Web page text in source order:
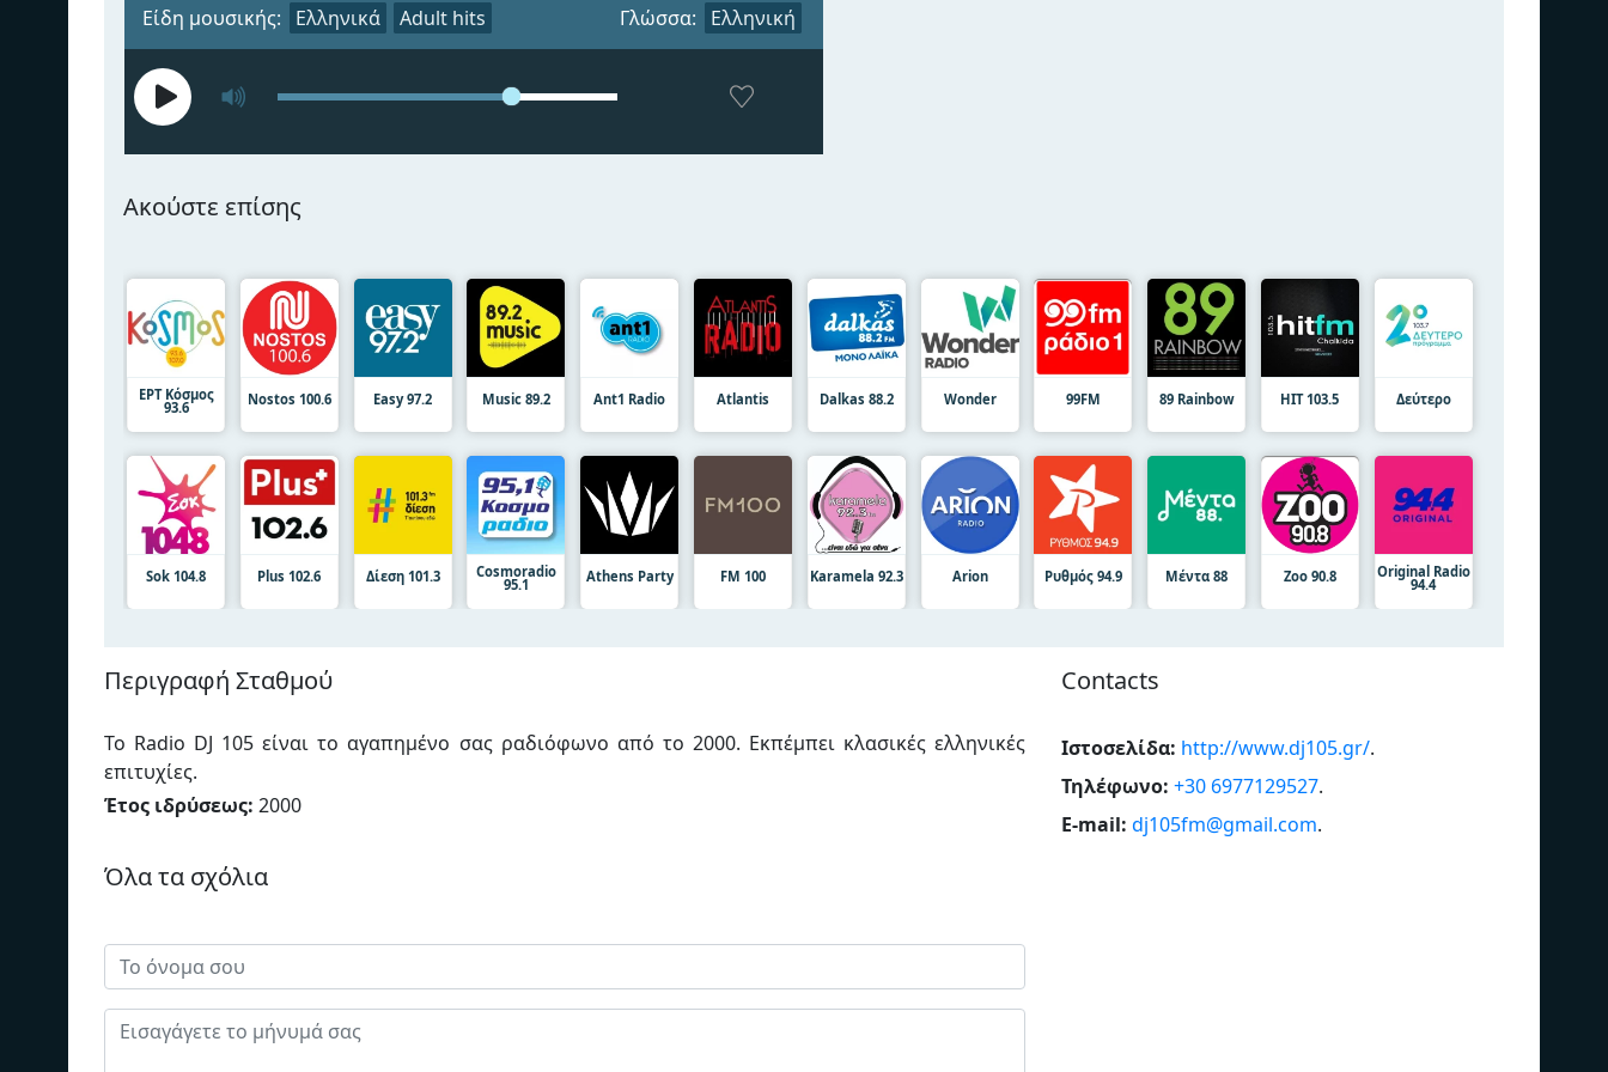
Είδη μουσικής: Ελληνικά Adult hits Γλώσσα: Ελληνική
Ακούστε επίσης
ΕΡΤ Κόσμος
93.6 Nostos 100.6 Easy 97.2 Music 89.2 Ant1 Radio Atlantis Dalkas 88.2 Wonder 99FM 89 Rainbow HIT 103.5 Δεύτερο
Sok 104.8 Plus 102.6 Δίεση 101.3 Cosmoradio
95.1 Athens Party FM 100 Karamela 92.3 Arion Ρυθμός 94.9 Μέντα 88 Zoo 90.8 Original Radio
94.4
Περιγραφή Σταθμού
Το Radio DJ 105 είναι το αγαπημένο σας ραδιόφωνο από το 2000. Εκπέμπει κλασικές ελληνικές
επιτυχίες.
Έτος ιδρύσεως: 2000
Contacts
Ιστοσελίδα: http://www.dj105.gr/.
Τηλέφωνο: +30 6977129527.
E-mail: dj105fm@gmail.com.
Όλα τα σχόλια